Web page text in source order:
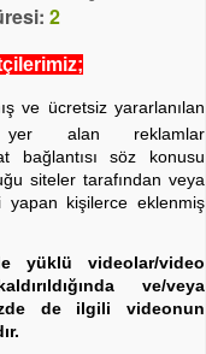
2
ve ücretsiz yararlanılan
alan reklamlar
söz konusu
siteler tarafından veya
yapan kişilerce eklenmiş
yüklü videolar/video
ve/veya
de ilgili videonun